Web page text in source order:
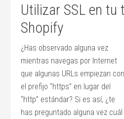
Utilizar SSL en tu
Shopify
¿Has observado alguna vez
mientras navegas por Internet
que algunas URLs empiezan con
el prefijo “https” en lugar del
“http” estándar? Si es así, ¿te
has preguntado alguna vez cuál